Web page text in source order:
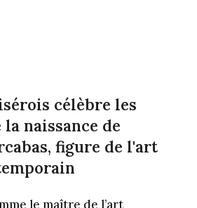
célèbre les
la naissance de
figure de l'art
le maître de l’art